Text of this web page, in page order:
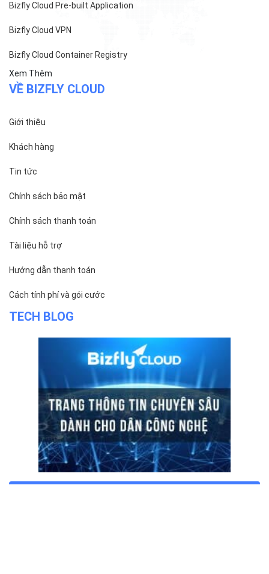
Bizfly Cloud Pre-built Application
Bizfly Cloud VPN
Bizfly Cloud Container Registry
Xem Thêm
VỀ BIZFLY CLOUD
Giới thiệu
Khách hàng
Tin tức
Chính sách bảo mật
Chính sách thanh toán
Tài liệu hỗ trợ
Hướng dẫn thanh toán
Cách tính phí và gói cước
TECH BLOG